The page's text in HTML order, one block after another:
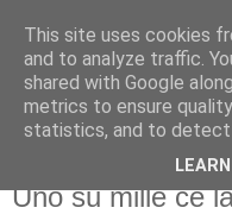
giovedì 3 novembre
Uno su mille ce
This site uses cookies
and to analyze traffic.
shared with Google
metrics to ensure
statistics, and to detect